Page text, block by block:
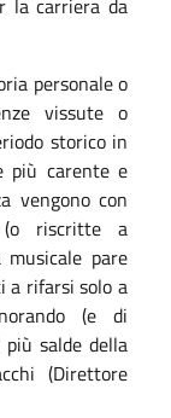
personale o
vissute o
storico in
più carente e
vengono con
(o riscritte a
pare
a rifarsi solo a
(e di
più salde della
(Direttore